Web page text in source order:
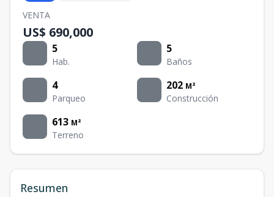
VENTA
US$ 690,000
5
Hab.
5
Baños
4
Parqueo
202 M²
Construcción
613 M²
Terreno
Resumen